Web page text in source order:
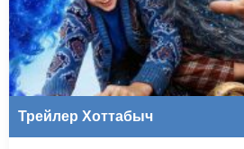
Трейлер Хоттабыч